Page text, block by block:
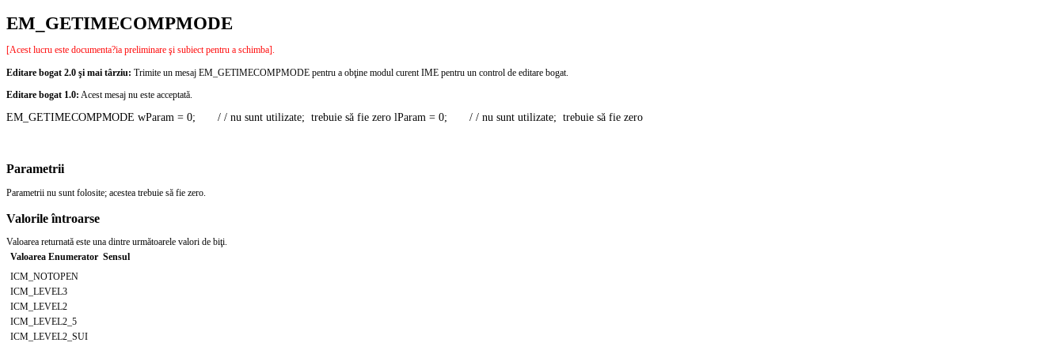
EM_GETIMECOMPMODE
[Acest lucru este documenta?ia preliminare şi subiect pentru a schimba].
Editare bogat 2.0 şi mai târziu: Trimite un mesaj EM_GETIMECOMPMODE pentru a obţine modul curent IME pentru un control de editare bogat.
Editare bogat 1.0: Acest mesaj nu este acceptată.
EM_GETIMECOMPMODE wParam = 0;       / / nu sunt utilizate;  trebuie să fie zero lParam = 0;       / / nu sunt utilizate;  trebuie să fie zero
Parametrii
Parametrii nu sunt folosite; acestea trebuie să fie zero.
Valorile întroarse
Valoarea returnată este una dintre următoarele valori de biţi.
Valoarea Enumerator Sensul
ICM_NOTOPEN
ICM_LEVEL3
ICM_LEVEL2
ICM_LEVEL2_5
ICM_LEVEL2_SUI